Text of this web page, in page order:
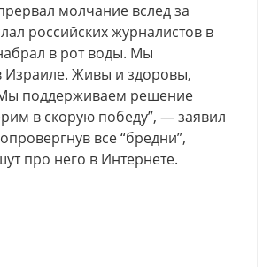
молчание вслед за
российских журналистов в
в рот воды. Мы
Израиле. Живы и здоровы,
Мы поддерживаем решение
в скорую победу”, — заявил
все “бредни”,
про него в Интернете.